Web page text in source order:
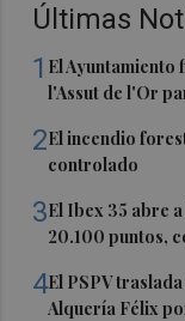
Últimas
1 El Ayuntamiento
l'Assut de l'Or
2El incendio
controlado
3El Ibex 35 abre
20.100 puntos,
4El PSPV
Alquería Félix